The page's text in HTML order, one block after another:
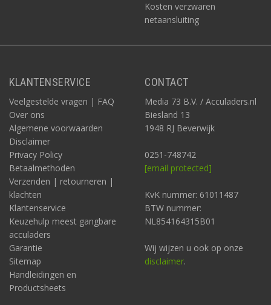
Kosten verzwaren
netaansluiting
KLANTENSERVICE
Veelgestelde vragen | FAQ
Over ons
Algemene voorwaarden
Disclaimer
Privacy Policy
Betaalmethoden
Verzenden | retourneren |
klachten
Klantenservice
Keuzehulp meest gangbare
acculaders
Garantie
Sitemap
Handleidingen en
Productsheets
CONTACT
Media 73 B.V. / Acculaders.nl
Biesland 13
1948 RJ Beverwijk
0251-748742
[email protected]
KvK nummer: 61011487
BTW nummer:
NL854164315B01
Wij wijzen u ook op onze
disclaimer.